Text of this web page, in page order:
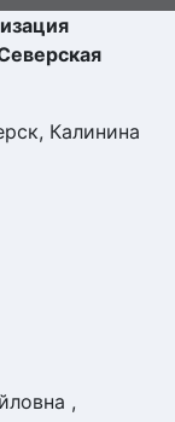
Калинина
,